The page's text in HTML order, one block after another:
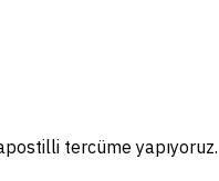
tercüme